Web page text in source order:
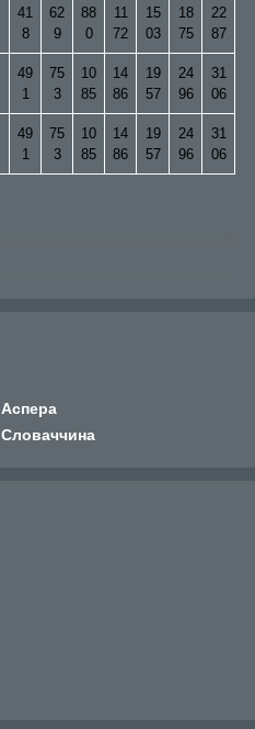
41
8
62
9
88
0
11
72
15
03
18
75
22
87
49
1
75
3
10
85
14
86
19
57
24
96
31
06
49
1
75
3
10
85
14
86
19
57
24
96
31
06
Аспера
Словаччина